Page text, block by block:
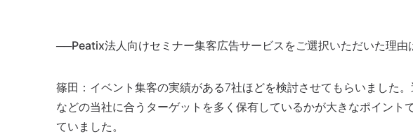
──Peatix法人向けセミナー集客広告サービスをご選択いただいた理由
篠田： イベント集客の実績がある7社ほどを検討させてもらいました
などの当社に合うターゲットを多く保有しているかが大きなポイント
ていました。